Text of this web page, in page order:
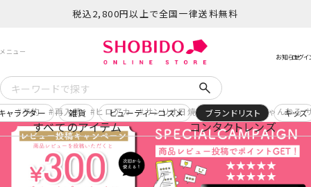
税込2,800円以上で全国一律送料無料
予約 再入荷 ヒロアカ サンリオ日焼け コスメヲタちゃんねる
すべてのアイテム コンタクトレンズ
ャラクター 雑貨 ビューティーコスメ ブランドリスト キッズ